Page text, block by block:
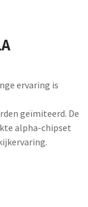
ervaring is
geïmiteerd. De
alpha-chipset